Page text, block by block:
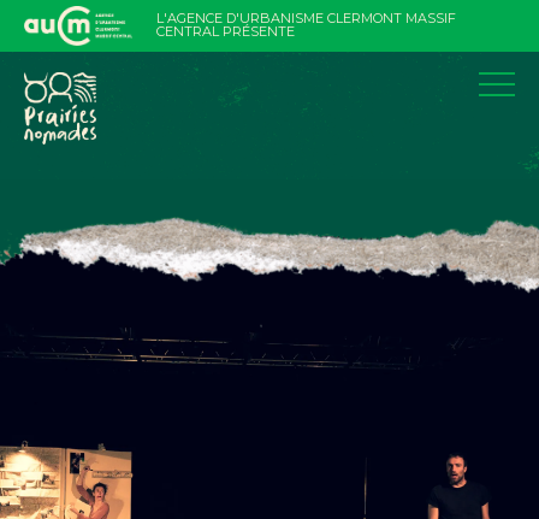
L'AGENCE D'URBANISME CLERMONT MASSIF
CENTRAL PRÉSENTE
contenu